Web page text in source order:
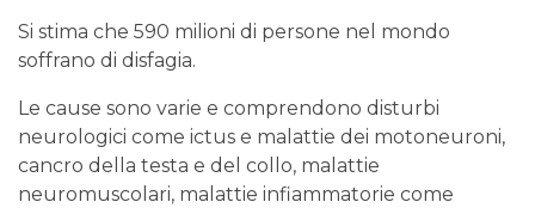
Si stima che 590 milioni di persone nel mondo
soffrano di disfagia.
Le cause sono varie e comprendono disturbi
neurologici come ictus e malattie dei motoneuroni,
cancro della testa e del collo, malattie
neuromuscolari, malattie infiammatorie come